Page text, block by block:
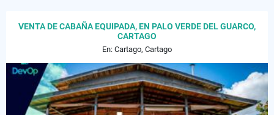
VENTA DE CABAÑA EQUIPADA, EN PALO VERDE DEL GUARCO,
CARTAGO
En: Cartago, Cartago